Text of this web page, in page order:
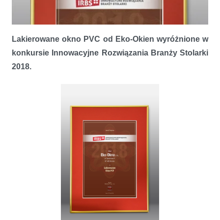
Wyróżnieni za innowacyjne podejście do produkcji stolarki
Lakierowane okno PVC od Eko-Okien wyróżnione w
konkursie Innowacyjne Rozwiązania Branży Stolarki
2018.